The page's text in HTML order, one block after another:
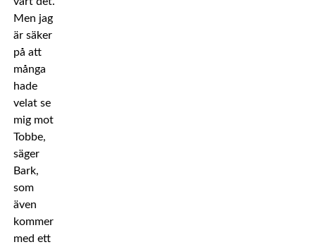
Men jag
är säker
på att
många
hade
velat se
mig mot
Tobbe,
säger
Bark,
som
även
kommer
med ett